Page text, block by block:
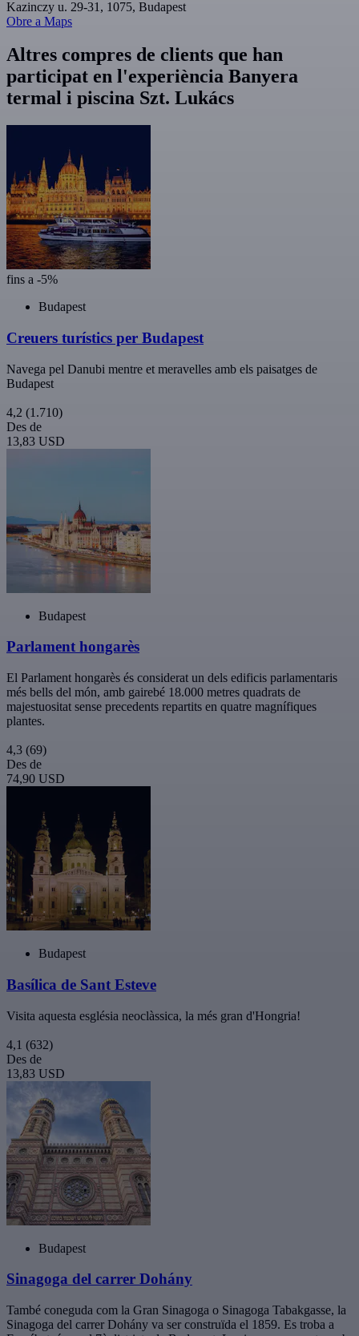
Kazinczy u. 29-31, 1075, Budapest
Obre a Maps
Altres compres de clients que han
participat en l'experiència Banyera
termal i piscina Szt. Lukács
fins a -5%
Budapest
Creuers turístics per Budapest
Navega pel Danubi mentre et meravelles amb els paisatges de
Budapest
4,2 (1.710)
Des de
13,83 USD
Budapest
Parlament hongarès
El Parlament hongarès és considerat un dels edificis parlamentaris
més bells del món, amb gairebé 18.000 metres quadrats de
majestuositat sense precedents repartits en quatre magnífiques
plantes.
4,3 (69)
Des de
74,90 USD
Budapest
Basílica de Sant Esteve
Visita aquesta església neoclàssica, la més gran d'Hongria!
4,1 (632)
Des de
13,83 USD
Budapest
Sinagoga del carrer Dohány
També coneguda com la Gran Sinagoga o Sinagoga Tabakgasse, la
Sinagoga del carrer Dohány va ser construïda el 1859. Es troba a